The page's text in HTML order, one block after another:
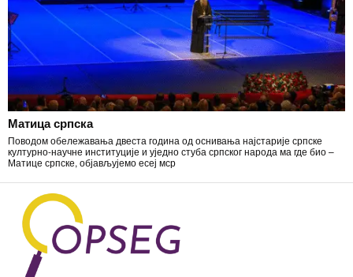
Матица српска
Поводом обележавања двеста година од оснивања најстарије српске
културно-научне институције и уједно стуба српског народа ма где био –
Матице српске, објављујемо есеј мср